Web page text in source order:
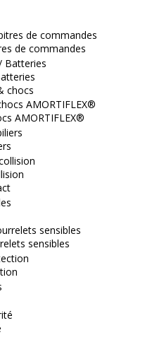
de commandes
chocs
AMORTIFLEX®
sensibles